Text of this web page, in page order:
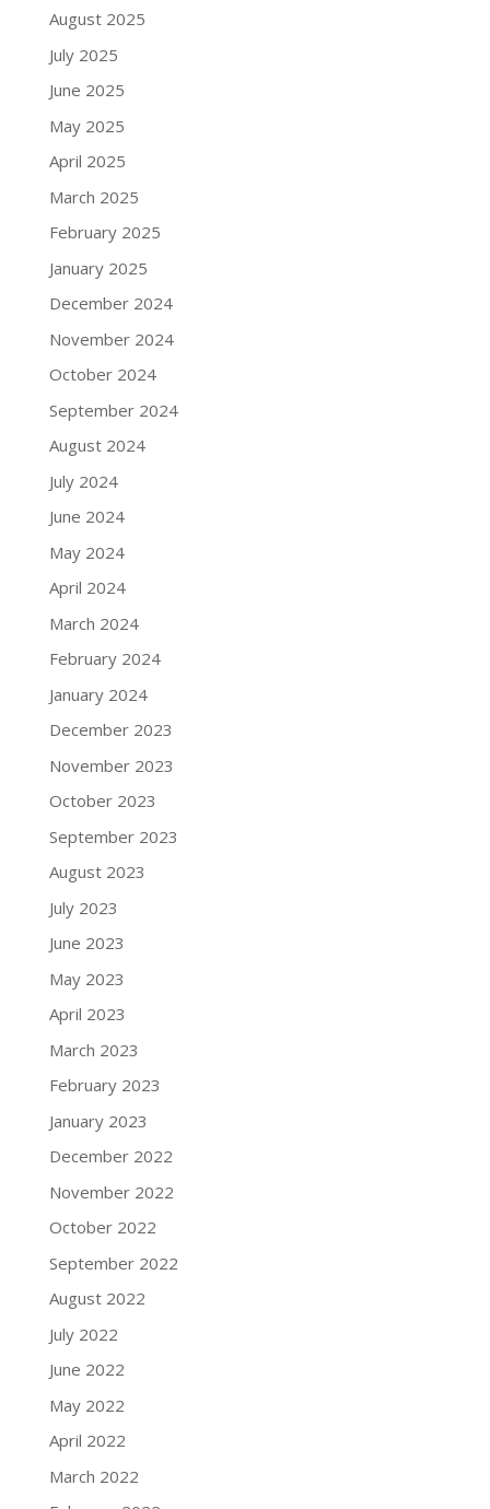
August 2025
July 2025
June 2025
May 2025
April 2025
March 2025
February 2025
January 2025
December 2024
November 2024
October 2024
September 2024
August 2024
July 2024
June 2024
May 2024
April 2024
March 2024
February 2024
January 2024
December 2023
November 2023
October 2023
September 2023
August 2023
July 2023
June 2023
May 2023
April 2023
March 2023
February 2023
January 2023
December 2022
November 2022
October 2022
September 2022
August 2022
July 2022
June 2022
May 2022
April 2022
March 2022